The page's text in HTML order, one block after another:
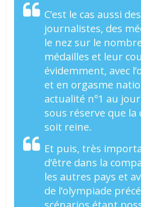
C’est le cas aussi des
journalistes, des
le nez sur le
médailles et leur
évidemment, avec
et en orgasme
actualité n°1 au
sous réserve que la
soit reine.
Et puis, très
d’être dans la
les autres pays et
de l’olympiade